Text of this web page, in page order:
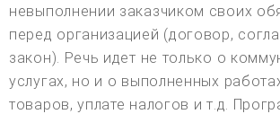
невыполнении заказчиком своих
перед организацией (договор,
закон). Речь идет не только о
услугах, но и о выполненных
товаров, уплате налогов и т.д.